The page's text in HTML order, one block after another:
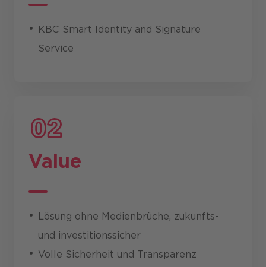
KBC Smart Identity and Signature
Service
Value
Lösung ohne Medien­brüche, zukunfts-
und investitionssicher
Volle Sicherheit und Transparenz